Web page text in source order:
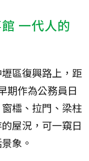
一代人的
區復興路上，距
期作為公務員日
櫺、拉門、梁柱
屋況，可一窺日
象。